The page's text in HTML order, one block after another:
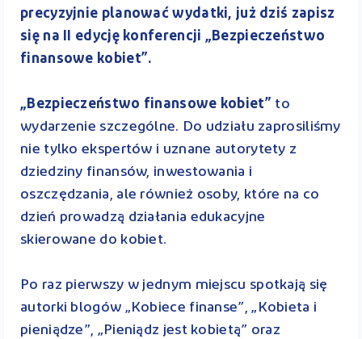
precyzyjnie planować wydatki, już dziś zapisz
się na II edycję konferencji „Bezpieczeństwo
finansowe kobiet”.
„Bezpieczeństwo finansowe kobiet” to
wydarzenie szczególne. Do udziału zaprosiliśmy
nie tylko ekspertów i uznane autorytety z
dziedziny finansów, inwestowania i
oszczędzania, ale również osoby, które na co
dzień prowadzą działania edukacyjne
skierowane do kobiet.
Po raz pierwszy w jednym miejscu spotkają się
autorki blogów „Kobiece finanse”, „Kobieta i
pieniądze”, „Pieniądz jest kobietą” oraz